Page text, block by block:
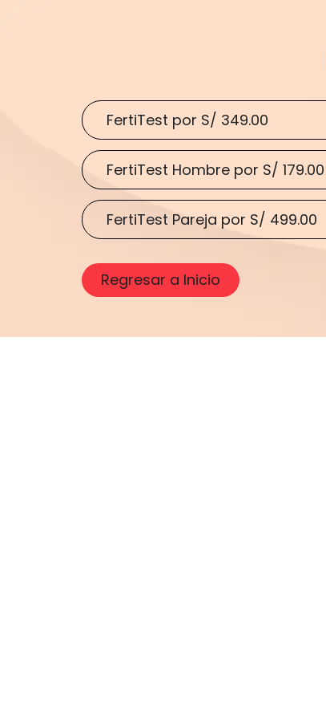
FertiTest por S/ 349.00
FertiTest Hombre por S/ 179.00
FertiTest Pareja por S/ 499.00
Regresar a Inicio